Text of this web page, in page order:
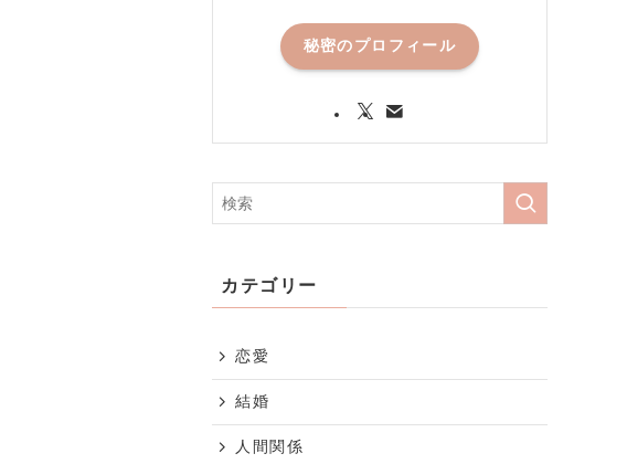
秘密のプロフィール
カテゴリー
恋愛
結婚
人間関係